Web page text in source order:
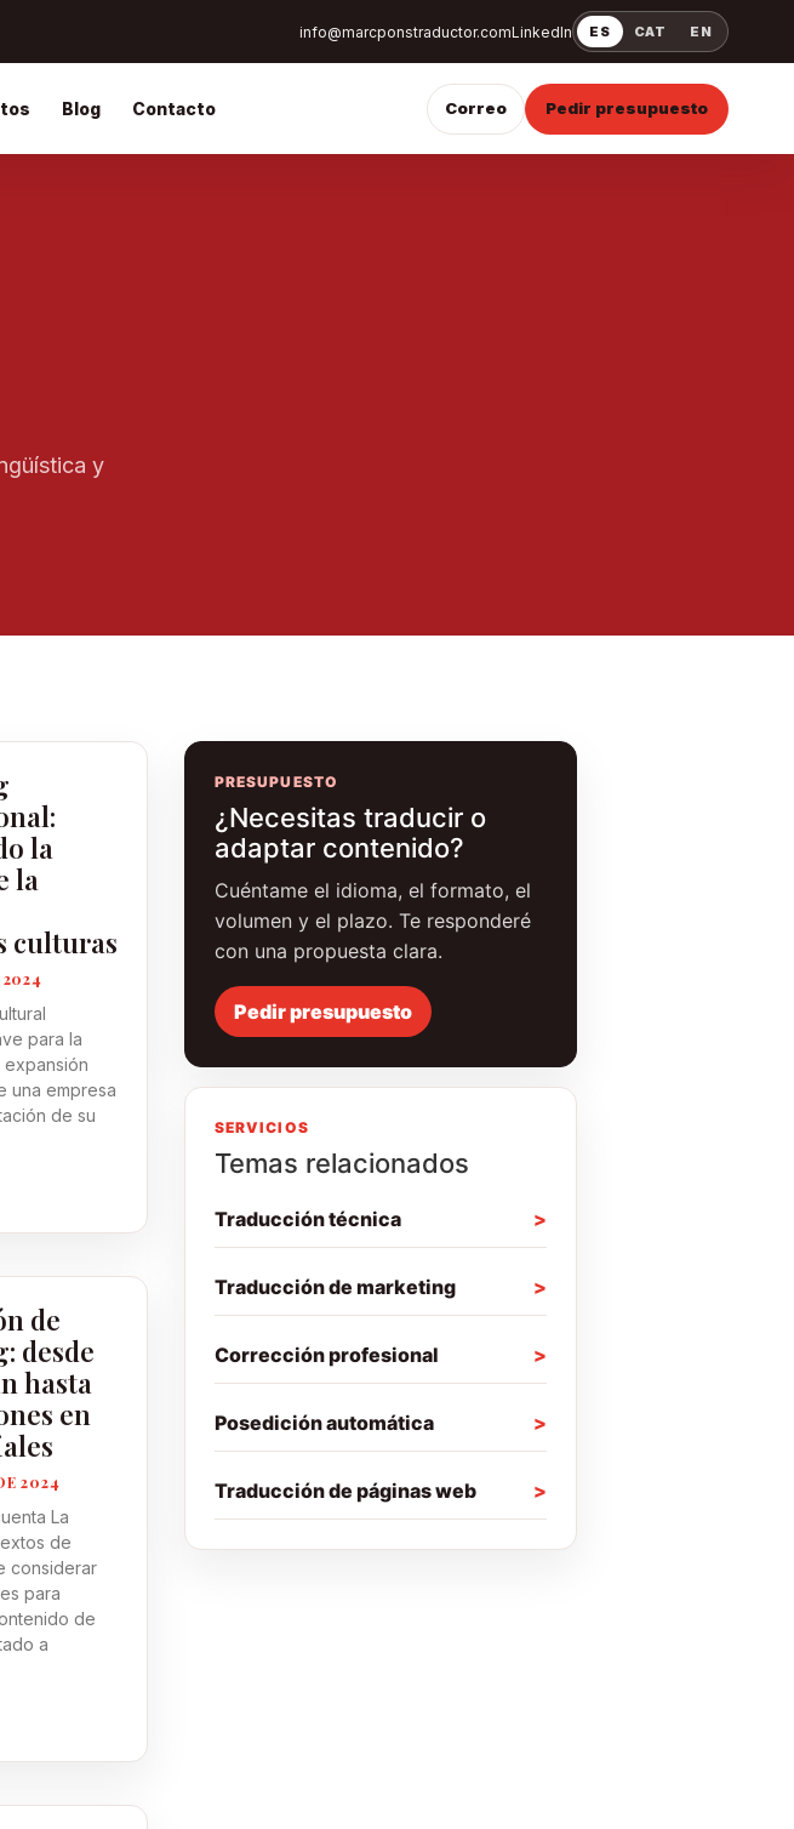
info@marcponstraductor.comLinkedIn ES CAT EN
Blog Contacto Correo Pedir presupuesto
y
la
la
culturas
2024
para la
expansión
una empresa
de su
de
desde
hasta
en
2024
La
de
considerar
para
de
a
PRESUPUESTO
¿Necesitas traducir o
adaptar contenido?
Cuéntame el idioma, el formato, el
volumen y el plazo. Te responderé
con una propuesta clara.
Pedir presupuesto
SERVICIOS
Temas relacionados
Traducción técnica
Traducción de marketing
Corrección profesional
Posedición automática
Traducción de páginas web